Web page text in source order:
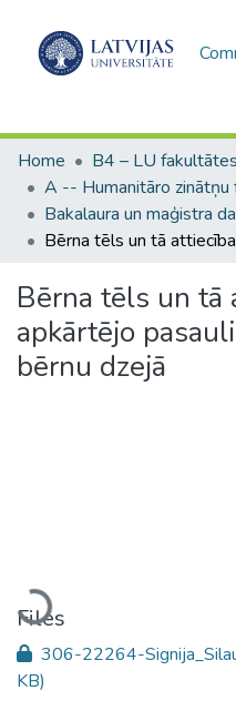
Home
Bērna tēls un tā
apkārtējo
bērnu dzejā
Loading...
Files
306-22264-
KB)